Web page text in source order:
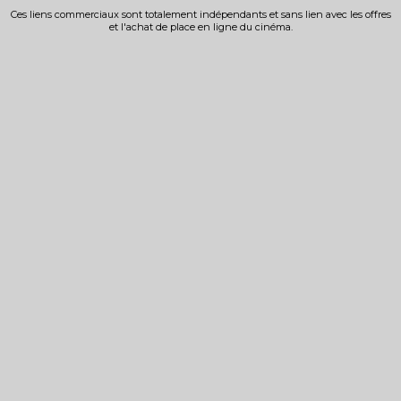
Ces liens commerciaux sont totalement indépendants et sans lien avec les offres
et l'achat de place en ligne du cinéma.